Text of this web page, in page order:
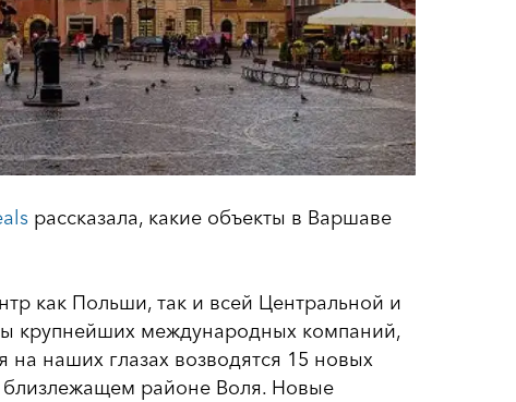
рассказала, какие объекты в Варшаве
как Польши, так и всей Центральной и
крупнейших международных компаний,
наших глазах возводятся 15 новых
районе Воля. Новые